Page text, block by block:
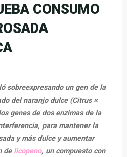
CONSUMO
sobreexpresando un gen de la
del naranjo dulce (Citrus ×
genes de dos enzimas de la
para mantener la
y más dulce y aumentar
de licopeno, un compuesto con